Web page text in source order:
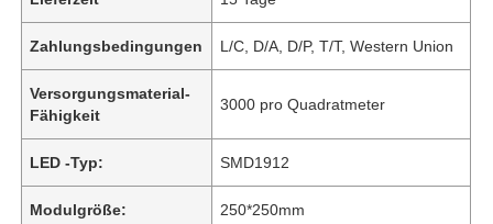
Zahlungsbedingungen L/C, D/A, D/P, T/T, Western Union
Versorgungsmaterial-
Fähigkeit
3000 pro Quadratmeter
LED -Typ: SMD1912
Modulgröße: 250*250mm